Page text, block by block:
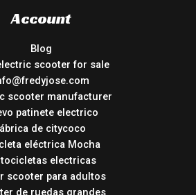
Account
Blog
scooter for sale
scooter manufacturer
patinete electrico
de citycoco
eléctrica Mocha
electricas
scooter para adultos